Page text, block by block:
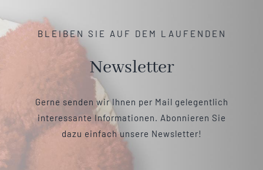
BLEIBEN SIE AUF DEM LAUFENDEN
Newsletter
Gerne senden wir Ihnen per Mail gelegentlich
interessante Informationen. Abonnieren Sie
dazu einfach unsere Newsletter!